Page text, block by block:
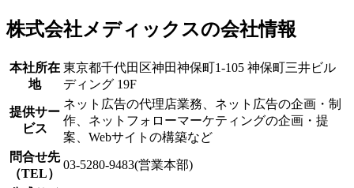
株式会社メディックスの会社情報
本社所在
地
東京都千代田区神田神保町1-105 神保町三井ビル
ディング 19F
提供サー
ビス
ネット広告の代理店業務、ネット広告の企画・制
作、ネットフォローマーケティングの企画・提
案、Webサイトの構築など
問合せ先
（TEL）
03-5280-9483(営業本部)